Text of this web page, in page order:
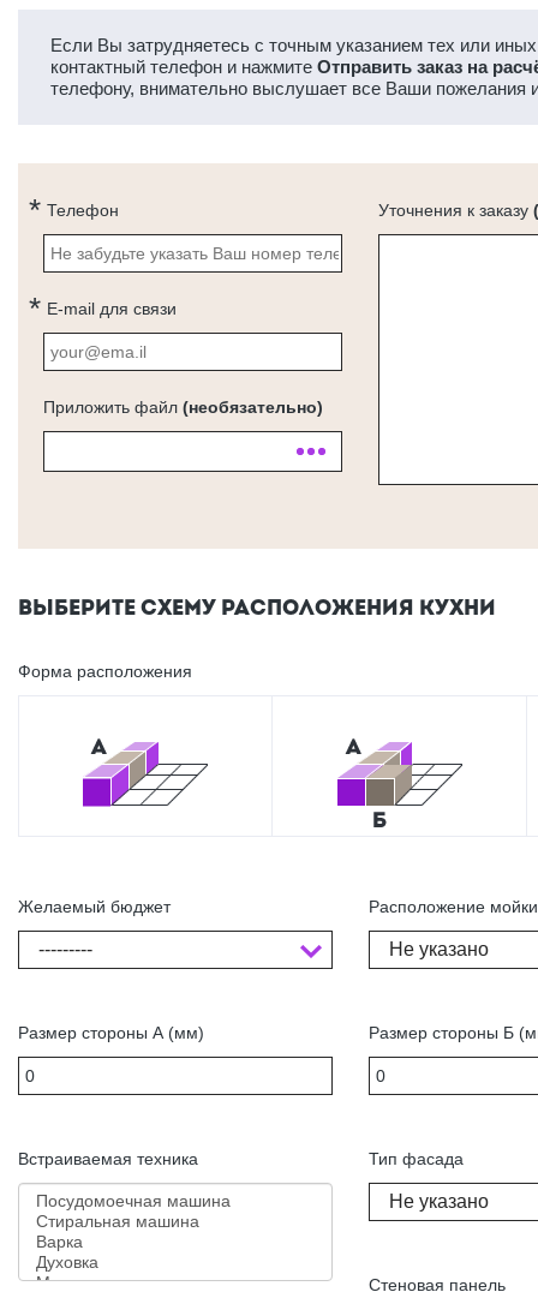
Если Вы затрудняетесь с точным указанием тех или
контактный телефон и нажмите Отправить заказ на
телефону, внимательно выслушает все Ваши пожелания
Телефон
E-mail для связи
Приложить файл (необязательно)
Уточнения к заказу
ВЫБЕРИТЕ СХЕМУ РАСПОЛОЖЕНИЯ КУХНИ
Форма расположения
Желаемый бюджет
---------
Размер стороны А (мм)
Встраиваемая техника
Расположение мойки
Не указано
Размер стороны Б
Тип фасада
Не указано
Стеновая панель